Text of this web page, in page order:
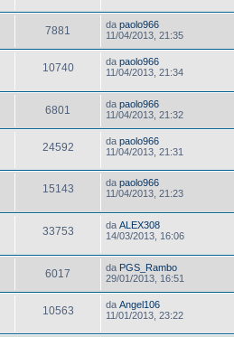
7881 da paolo966
11/04/2013, 21:35
10740 da paolo966
11/04/2013, 21:34
6801 da paolo966
11/04/2013, 21:32
24592 da paolo966
11/04/2013, 21:31
15143 da paolo966
11/04/2013, 21:23
33753 da ALEX308
14/03/2013, 16:06
6017 da PGS_Rambo
29/01/2013, 16:51
10563 da Angel106
11/01/2013, 23:22